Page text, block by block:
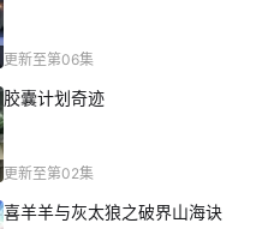
更新至第06集
胶囊计划奇迹
更新至第02集
喜羊羊与灰太狼之破界山海诀